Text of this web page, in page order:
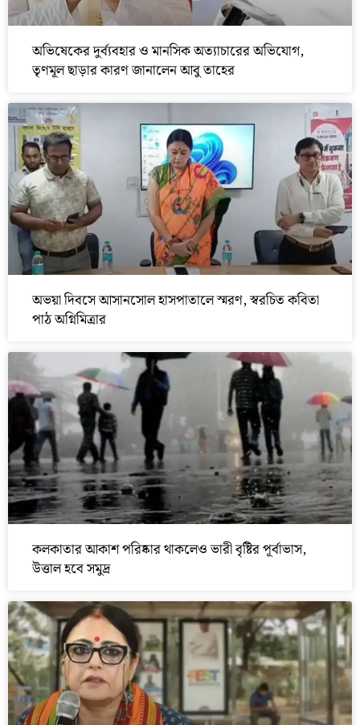
অভিষেকের দুর্ব্যবহার ও মানসিক অত্যাচারের অভিযোগ,
তৃণমূল ছাড়ার কারণ জানালেন আবু তাহের
অভয়া দিবসে আসানসোল হাসপাতালে স্মরণ, স্বরচিত কবিতা
পাঠ অগ্নিমিত্রার
কলকাতার আকাশ পরিষ্কার থাকলেও ভারী বৃষ্টির পূর্বাভাস,
উত্তাল হবে সমুদ্র